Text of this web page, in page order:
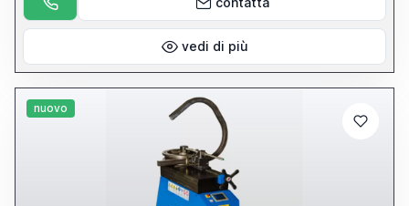
Cambio lingua immediato Auto-tuning dei principali componenti
macchina Funzione rapida di cambio unità di misura (mm - pollici)
Velocità di curvatura programmabile per ogni singola curva del
programma Possibilità di aggiungere programmi illimitati su porta
USB Ogni singolo programma può contenere fino a 30 curve
vedi di più
nuovo